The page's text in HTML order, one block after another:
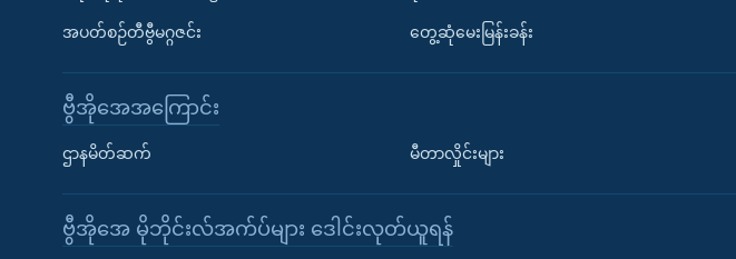
Learning English
အပတ်စဉ်တီဗွီမဂ္ဂဇင်း တွေ့ဆုံမေးမြန်းခန်း
ဗွီအိုအေအကြောင်း
ဌာနမိတ်ဆက် မီတာလှိုင်းများ
ဗွီအိုအေ မိုဘိုင်းလ်အက်ပ်များ ဒေါင်းလုတ်ယူရန်